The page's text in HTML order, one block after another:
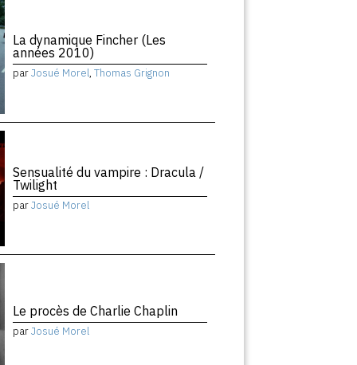
La dynamique Fincher (Les
années 2010)
parJosué Morel, Thomas Grignon
Sensualité du vampire : Dracula /
Twilight
parJosué Morel
Le procès de Charlie Chaplin
parJosué Morel